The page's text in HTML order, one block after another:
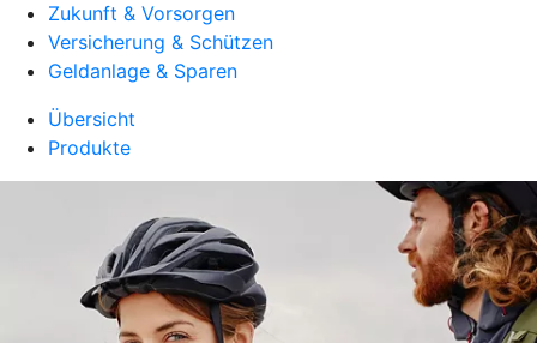
Zukunft & Vorsorgen
Versicherung & Schützen
Geldanlage & Sparen
Übersicht
Produkte